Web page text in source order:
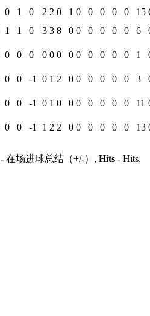
0 1 0 2 2 0 1 0 0 0 0 0 15
1 1 0 3 3 8 0 0 0 0 0 0 6
0 0 0 0 0 0 0 0 0 0 0 0 1
0 0 -1 0 1 2 0 0 0 0 0 0 3
0 0 -1 0 1 0 0 0 0 0 0 0 11
0 0 -1 1 2 2 0 0 0 0 0 0 13
- 在场进球总结（+/-）, Hits - Hits,